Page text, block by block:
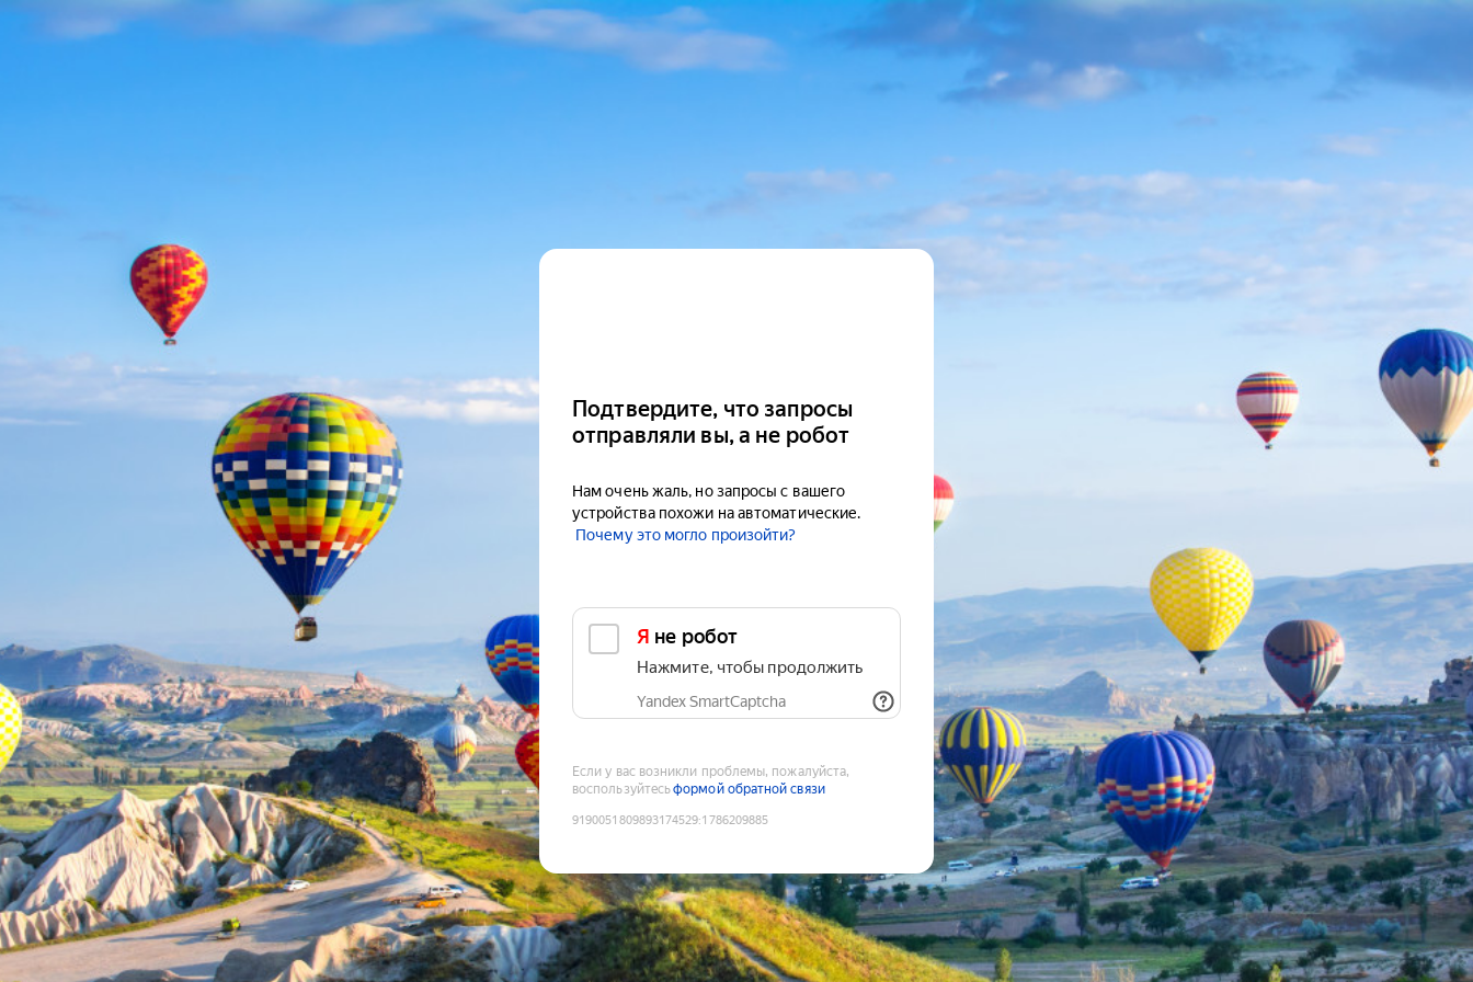
Подтвердите, что запросы
отправляли вы, а не робот
Нам очень жаль, но запросы с вашего
устройства похожи на автоматические.
Почему это могло произойти?
Я не робот
Нажмите, чтобы продолжить
Yandex SmartCaptcha
Если у вас возникли проблемы, пожалуйста,
воспользуйтесьформой обратной связи
9190051809893174529:1786209885